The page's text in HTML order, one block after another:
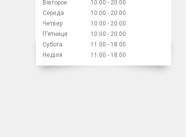
Вівторок 10:00
20:00
Середа
10:00
20:00
Четвер
10:00
20:00
Пʼятниця
10:00
20:00
Субота
11:00
18:00
Неділя
11:00 18:00